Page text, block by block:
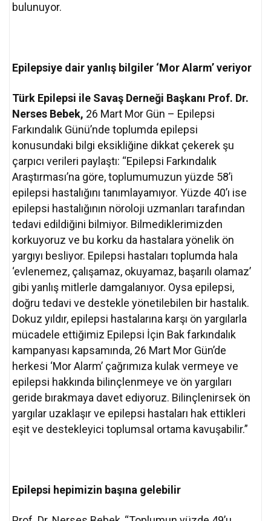
bulunuyor.
Epilepsiye dair yanlış bilgiler ‘Mor Alarm’ veriyor
Türk Epilepsi ile Savaş Derneği Başkanı Prof. Dr.
Nerses Bebek, 26 Mart Mor Gün – Epilepsi
Farkındalık Günü’nde toplumda epilepsi
konusundaki bilgi eksikliğine dikkat çekerek şu
çarpıcı verileri paylaştı: “Epilepsi Farkındalık
Araştırması’na göre, toplumumuzun yüzde 58’i
epilepsi hastalığını tanımlayamıyor. Yüzde 40’ı ise
epilepsi hastalığının nöroloji uzmanları tarafından
tedavi edildiğini bilmiyor. Bilmediklerimizden
korkuyoruz ve bu korku da hastalara yönelik ön
yargıyı besliyor. Epilepsi hastaları toplumda hala
‘evlenemez, çalışamaz, okuyamaz, başarılı olamaz’
gibi yanlış mitlerle damgalanıyor. Oysa epilepsi,
doğru tedavi ve destekle yönetilebilen bir hastalık.
Dokuz yıldır, epilepsi hastalarına karşı ön yargılarla
mücadele ettiğimiz Epilepsi İçin Bak farkındalık
kampanyası kapsamında, 26 Mart Mor Gün’de
herkesi ‘Mor Alarm’ çağrımıza kulak vermeye ve
epilepsi hakkında bilinçlenmeye ve ön yargıları
geride bırakmaya davet ediyoruz. Bilinçlenirsek ön
yargılar uzaklaşır ve epilepsi hastaları hak ettikleri
eşit ve destekleyici toplumsal ortama kavuşabilir.”
Epilepsi hepimizin başına gelebilir